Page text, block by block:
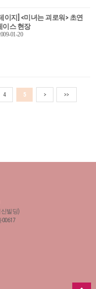
이지] <미녀는 괴로워> 초연
이스 현장
01-20
4 5 > >>
빌딩)